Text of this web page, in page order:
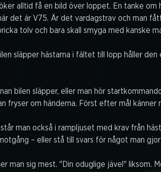
alltid få en bild över loppet. En tanke om
det är V75. Är det vardagstrav och man
tolv och bara skall smyga med kanske
släpper hästarna i fältet till lopp håller
bilen släpper, eller man hör
fryser om händerna. Först efter mål
man också i rampljuset med krav från
– eller stå till svars för något man
man sig mest. "Din oduglige jävel" liksom.